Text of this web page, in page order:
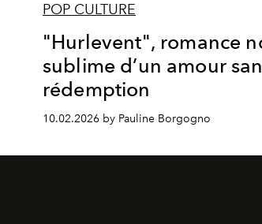
POP CULTURE
"Hurlevent", romance
sublime d’un amour
rédemption
10.02.2026 by Pauline Borgogno